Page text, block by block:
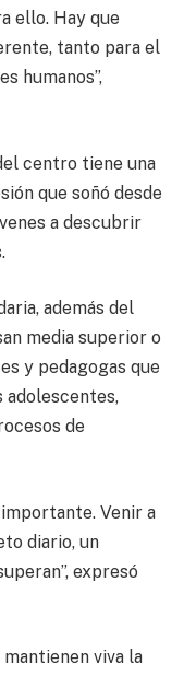
ello. Hay que
tanto para el
humanos”,
centro tiene una
que soñó desde
a descubrir
además del
media superior o
y pedagogas que
adolescentes,
de
Venir a
diario, un
expresó
viva la